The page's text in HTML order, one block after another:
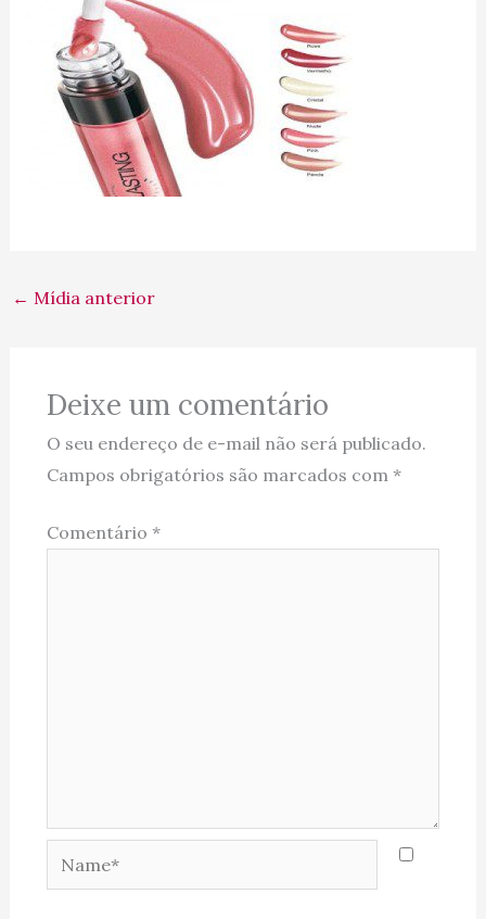
← Mídia anterior
Deixe um comentário
O seu endereço de e-mail não será publicado.
Campos obrigatórios são marcados com *
Comentário *
Name*